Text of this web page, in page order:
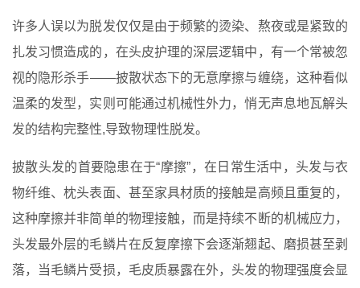
许多人误以为脱发仅仅是由于频繁的烫染、熬夜或是紧致的
扎发习惯造成的，在头皮护理的深层逻辑中，有一个常被忽
视的隐形杀手——披散状态下的无意摩擦与缠绕，这种看似
温柔的发型，实则可能通过机械性外力，悄无声息地瓦解头
发的结构完整性,导致物理性脱发。
披散头发的首要隐患在于“摩擦”，在日常生活中，头发与衣
物纤维、枕头表面、甚至家具材质的接触是高频且重复的，
这种摩擦并非简单的物理接触，而是持续不断的机械应力，
头发最外层的毛鳞片在反复摩擦下会逐渐翘起、磨损甚至剥
落，当毛鳞片受损，毛皮质暴露在外，头发的物理强度会显